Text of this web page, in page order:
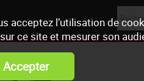
acceptez l’utilisation de
ce site et mesurer son
Accepter